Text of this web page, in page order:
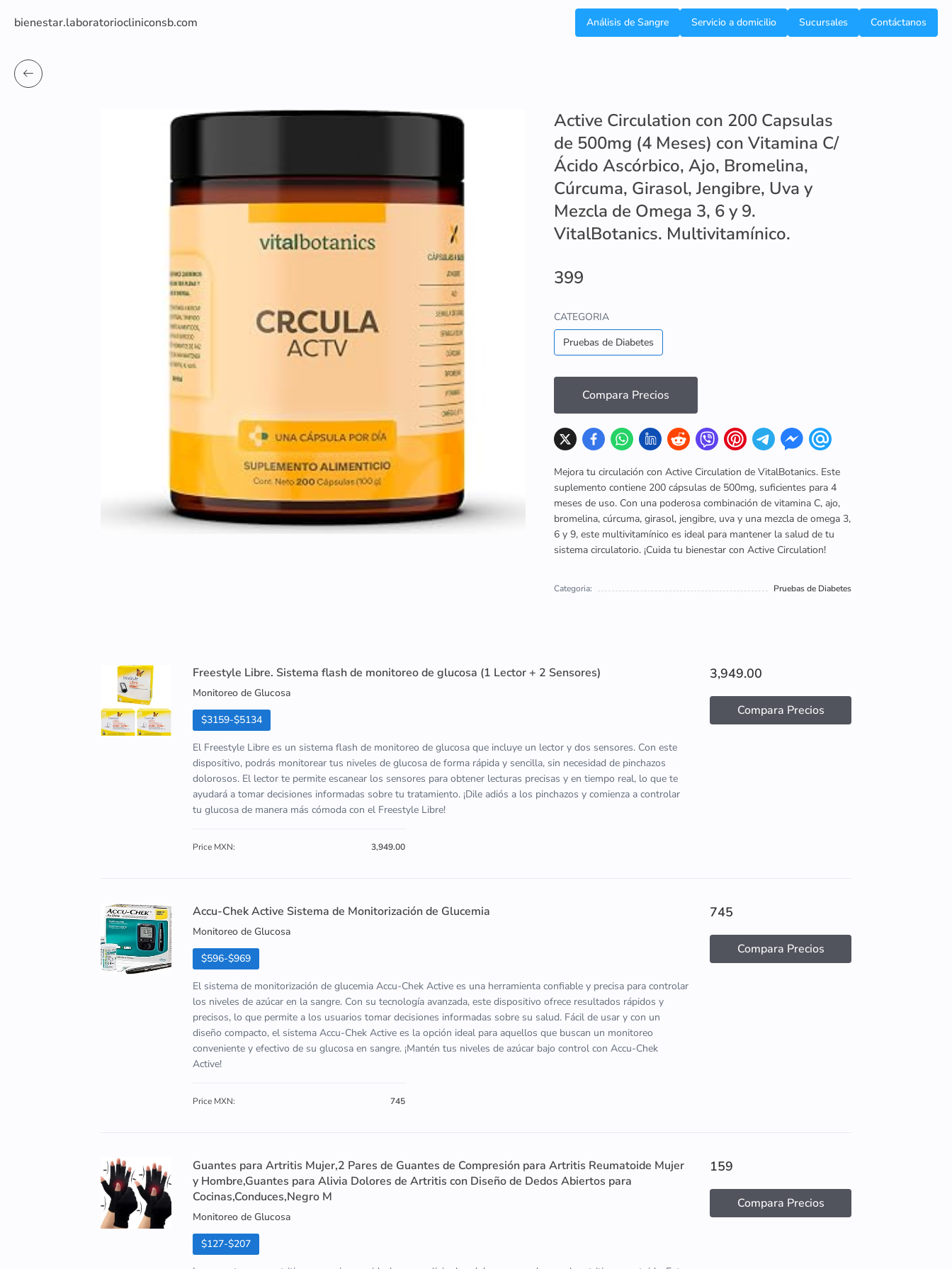
bienestar.laboratoriocliniconsb.com Análisis de Sangre Servicio a domicilio Sucursales Contáctanos
Active Circulation con 200 Capsulas
de 500mg (4 Meses) con Vitamina C/
Ácido Ascórbico, Ajo, Bromelina,
Cúrcuma, Girasol, Jengibre, Uva y
Mezcla de Omega 3, 6 y 9.
VitalBotanics. Multivitamínico.
399
CATEGORIA
Pruebas de Diabetes
Compara Precios
Mejora tu circulación con Active Circulation de VitalBotanics. Este
suplemento contiene 200 cápsulas de 500mg, suficientes para 4
meses de uso. Con una poderosa combinación de vitamina C, ajo,
bromelina, cúrcuma, girasol, jengibre, uva y una mezcla de omega 3,
6 y 9, este multivitamínico es ideal para mantener la salud de tu
sistema circulatorio. ¡Cuida tu bienestar con Active Circulation!
Categoria: Pruebas de Diabetes
Freestyle Libre. Sistema flash de monitoreo de glucosa (1 Lector + 2 Sensores)
Monitoreo de Glucosa
$3159-$5134
El Freestyle Libre es un sistema flash de monitoreo de glucosa que incluye un lector y dos sensores. Con este
dispositivo, podrás monitorear tus niveles de glucosa de forma rápida y sencilla, sin necesidad de pinchazos
dolorosos. El lector te permite escanear los sensores para obtener lecturas precisas y en tiempo real, lo que te
ayudará a tomar decisiones informadas sobre tu tratamiento. ¡Dile adiós a los pinchazos y comienza a controlar
tu glucosa de manera más cómoda con el Freestyle Libre!
Price MXN: 3,949.00
3,949.00
Compara Precios
Accu-Chek Active Sistema de Monitorización de Glucemia
Monitoreo de Glucosa
$596-$969
El sistema de monitorización de glucemia Accu-Chek Active es una herramienta confiable y precisa para controlar
los niveles de azúcar en la sangre. Con su tecnología avanzada, este dispositivo ofrece resultados rápidos y
precisos, lo que permite a los usuarios tomar decisiones informadas sobre su salud. Fácil de usar y con un
diseño compacto, el sistema Accu-Chek Active es la opción ideal para aquellos que buscan un monitoreo
conveniente y efectivo de su glucosa en sangre. ¡Mantén tus niveles de azúcar bajo control con Accu-Chek
Active!
Price MXN: 745
745
Compara Precios
Guantes para Artritis Mujer,2 Pares de Guantes de Compresión para Artritis Reumatoide Mujer
y Hombre,Guantes para Alivia Dolores de Artritis con Diseño de Dedos Abiertos para
Cocinas,Conduces,Negro M
Monitoreo de Glucosa
$127-$207
159
Compara Precios